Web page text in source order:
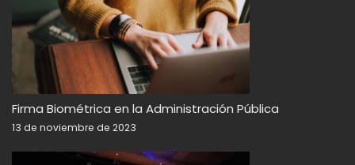
Firma Biométrica en la Administración Pública
13 de noviembre de 2023